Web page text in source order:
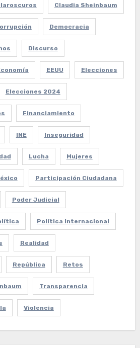
Claudia Sheinbaum
Democracia
Discurso
EEUU Elecciones
Elecciones 2024
Financiamiento
INE Inseguridad
Lucha Mujeres
Participación Ciudadana
Poder Judicial
Política Internacional
Realidad
República Retos
Transparencia
Violencia